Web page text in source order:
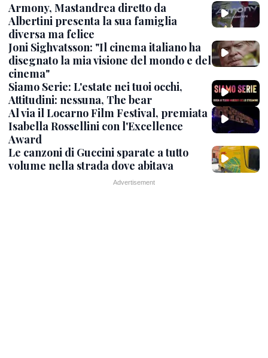
Armony, Mastandrea diretto da
Albertini presenta la sua famiglia
diversa ma felice
Joni Sighvatsson: "Il cinema italiano ha
disegnato la mia visione del mondo e del
cinema"
Siamo Serie: L'estate nei tuoi occhi,
Attitudini: nessuna, The bear
Al via il Locarno Film Festival, premiata
Isabella Rossellini con l'Excellence
Award
Le canzoni di Guccini sparate a tutto
volume nella strada dove abitava